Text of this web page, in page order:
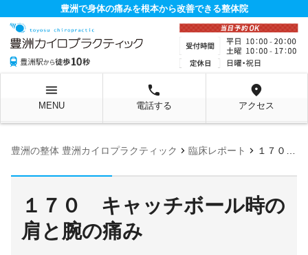
豊洲で身体の痛みを根本から改善できる整体院
menu
MENU
local_phone
電話する
location_on
アクセス
豊洲の整体 豊洲カイロプラクティック chevron_right 臨床レポート chevron_right １７０ キャッチボール時の肩と腕の痛み
１７０ キャッチボール時の
肩と腕の痛み